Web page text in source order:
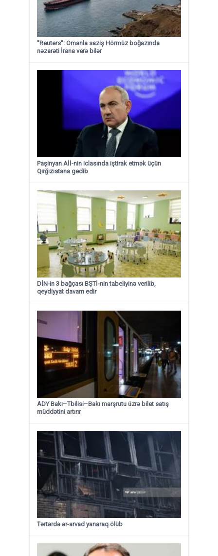
"Reuters": Omanla saziş Hörmüz boğazında
nəzarəti İrana verə bilər
Paşinyan Aİİ-nin iclasında iştirak etmək üçün
Qırğızıstana gedib
DİN-in 3 bağçası BŞTİ-nin tabeliyinə verilib,
qeydiyyat davam edir
ADY Bakı–Tbilisi–Bakı marşrutu üzrə bilet satış
müddətini artırır
Tərtərdə ər-arvad yanaraq ölüb